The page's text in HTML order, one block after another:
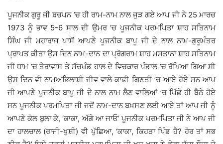
ਪੂਜਨੀਕ ਗੁਰੂ ਜੀ ਬਚਪਨ ’ਚ ਹੀ ਰਾਮ-ਨਾਮ ਨਾਲ ਜੁੜ ਗਏ ਆਪ ਜੀ ਨੇ 25 ਮਾਰਚ
1973 ਨੂੰ ਭਾਵ 5-6 ਸਾਲ ਦੀ ਉਮਰ ’ਚ ਪੂਜਨੀਕ ਪਰਮਪਿਤਾ ਸ਼ਾਹ ਸਤਿਨਾਮ
ਸਿੰਘ ਜੀ ਮਹਾਰਾਜ ਪਾਸੋਂ ਆਪਣੇ ਪੂਜਨੀਕ ਬਾਪੂ ਜੀ ਦੇ ਨਾਲ ਨਾਮ-ਗੁਰੂਮੰਤਰ
ਪ੍ਰਾਪਤ ਕੀਤਾ ਉਸ ਦਿਨ ਨਾਮ-ਦਾਨ ਦਾ ਪ੍ਰੋਗਰਾਮ ਸ਼ਾਹ ਮਸਤਾਨਾ ਸ਼ਾਹ ਸਤਿਨਾਮ
ਜੀ ਧਾਮ ’ਚ ਤੇਰਾਵਾਸ ਤੇ ਸੱਚਖੰਡ ਹਾਲ ਦੇ ਵਿਚਕਾਰ ਪੰਡਾਲ ’ਚ ਰੱਖਿਆ ਗਿਆ ਸੀ
ਉਸ ਦਿਨ ਵੀ ਨਾਮਅਭਿਲਾਸ਼ੀ ਜੀਵ ਵਾਲੇ ਕਾਫੀ ਗਿਣਤੀ ’ਚ ਆਏ ਹੋਏ ਸਨ ਆਪ
ਜੀ ਆਪਣੇ ਪੂਜਨੀਕ ਬਾਪੂ ਜੀ ਦੇ ਨਾਲ ਨਾਮ ਲੈਣ ਵਾਲਿਆਂ ’ਚ ਪਿੱਛੇ ਹੀ ਬੈਠੇ ਹੋਏ
ਸਨ ਪੂਜਨੀਕ ਪਰਮਪਿਤਾ ਜੀ ਜਦੋਂ ਨਾਮ-ਦਾਨ ਬਖ਼ਸਣ ਲਈ ਆਏ ਤਾਂ ਆਪ ਜੀ ਨੂੰ
ਆਪਣੇ ਕੋਲ ਬੁਲਾ ਕੇ, ‘ਕਾਕਾ, ਅੱਗੇ ਆ ਜਾਓ’ ਪੂਜਨੀਕ ਪਰਮਪਿਤਾ ਜੀ ਨੇ ਆਪ ਜੀ
ਦਾ ਹਾਲਚਾਲ (ਰਾਜੀ-ਖੁਸ਼ੀ) ਵੀ ਪੁੱਛਿਆ, ‘ਕਾਕਾ, ਕਿਹੜਾ ਪਿੰਡ ਹੈ? ਹੋਰ ਤਾਂ ਸਭ